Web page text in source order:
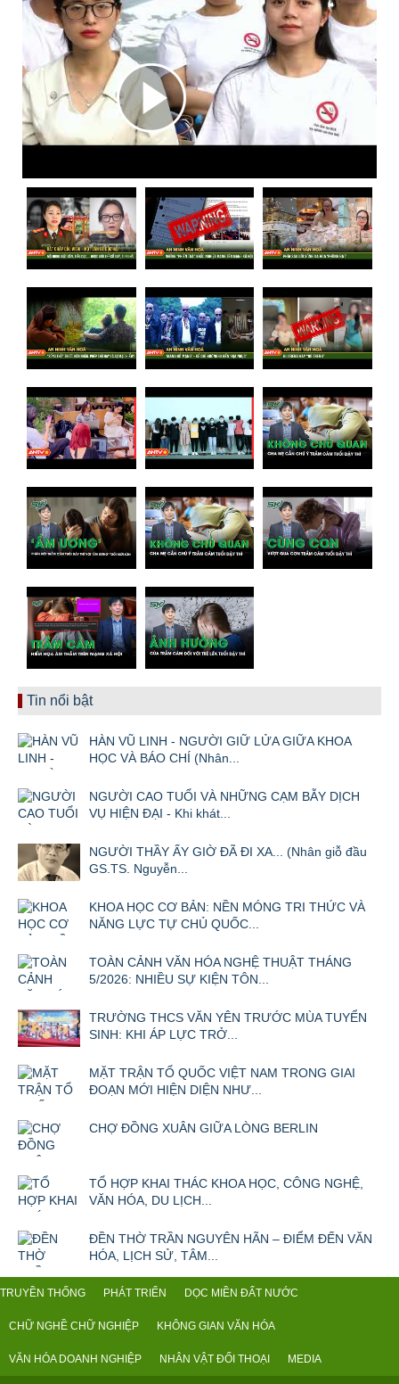
Tin nổi bật
HÀN VŨ LINH - NGƯỜI GIỮ LỬA GIỮA KHOA
HỌC VÀ BÁO CHÍ (Nhân...
NGƯỜI CAO TUỔI VÀ NHỮNG CẠM BẪY DỊCH
VỤ HIỆN ĐẠI - Khi khát...
NGƯỜI THẦY ẤY GIỜ ĐÃ ĐI XA... (Nhân giỗ đầu
GS.TS. Nguyễn...
KHOA HỌC CƠ BẢN: NỀN MÓNG TRI THỨC VÀ
NĂNG LỰC TỰ CHỦ QUỐC...
TOÀN CẢNH VĂN HÓA NGHỆ THUẬT THÁNG
5/2026: NHIỀU SỰ KIỆN TÔN...
TRƯỜNG THCS VĂN YÊN TRƯỚC MÙA TUYỂN
SINH: KHI ÁP LỰC TRỞ...
MẶT TRẬN TỔ QUỐC VIỆT NAM TRONG GIAI
ĐOẠN MỚI HIỆN DIỆN NHƯ...
CHỢ ĐỒNG XUÂN GIỮA LÒNG BERLIN
TỔ HỢP KHAI THÁC KHOA HỌC, CÔNG NGHỆ,
VĂN HÓA, DU LỊCH...
ĐỀN THỜ TRẦN NGUYÊN HÃN – ĐIỂM ĐẾN VĂN
HÓA, LỊCH SỬ, TÂM...
TRUYỀN THỐNG PHÁT TRIỂN DỌC MIỀN ĐẤT NƯỚC
CHỮ NGHỀ CHỮ NGHIỆP KHÔNG GIAN VĂN HÓA
VĂN HÓA DOANH NGHIỆP NHÂN VẬT ĐỐI THOẠI MEDIA